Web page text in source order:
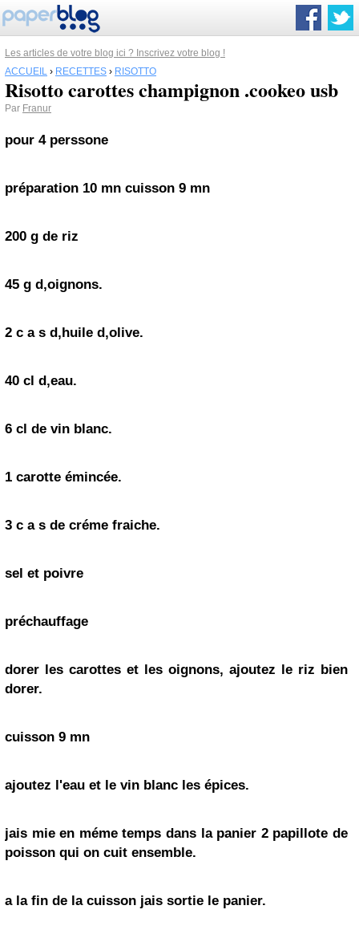
Les articles de votre blog ici ? Inscrivez votre blog !
ACCUEIL › RECETTES › RISOTTO
Risotto carottes champignon .cookeo usb
Par Franur
pour 4 perssone
préparation 10 mn cuisson 9 mn
200 g de riz
45 g d,oignons.
2 c a s d,huile d,olive.
40 cl d,eau.
6 cl de vin blanc.
1 carotte émincée.
3 c a s de créme fraiche.
sel et poivre
préchauffage
dorer les carottes et les oignons, ajoutez le riz bien
dorer.
cuisson 9 mn
ajoutez l'eau et le vin blanc les épices.
jais mie en méme temps dans la panier 2 papillote de
poisson qui on cuit ensemble.
a la fin de la cuisson jais sortie le panier.